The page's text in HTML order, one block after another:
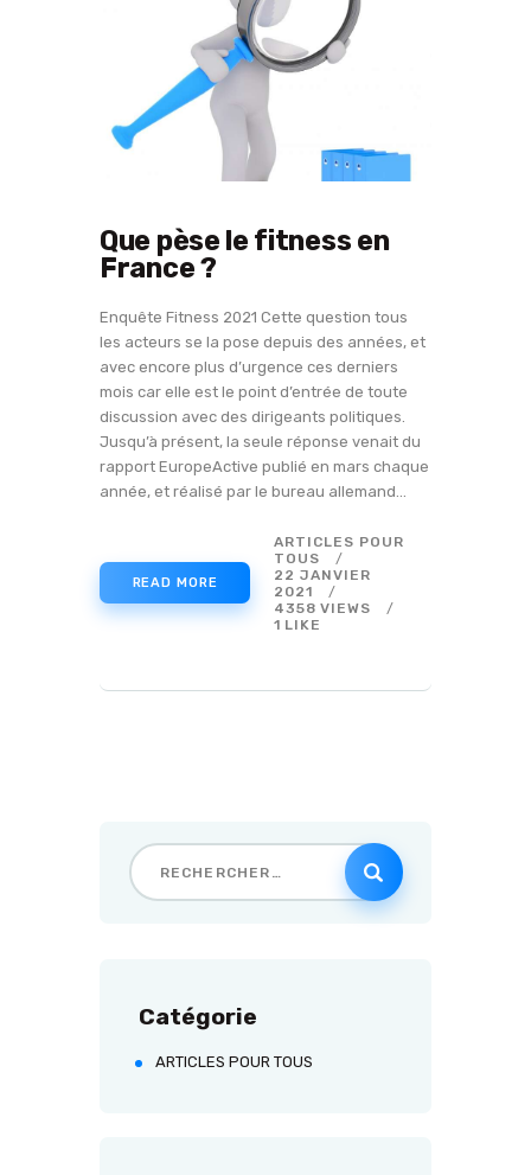
Que pèse le fitness en
France ?
Enquête Fitness 2021 Cette question tous
les acteurs se la pose depuis des années, et
avec encore plus d’urgence ces derniers
mois car elle est le point d’entrée de toute
discussion avec des dirigeants politiques.
Jusqu’à présent, la seule réponse venait du
rapport EuropeActive publié en mars chaque
année, et réalisé par le bureau allemand…
READ MORE
ARTICLES POUR
TOUS
22 JANVIER
2021
4358 VIEWS
1 LIKE
Catégorie
ARTICLES POUR TOUS